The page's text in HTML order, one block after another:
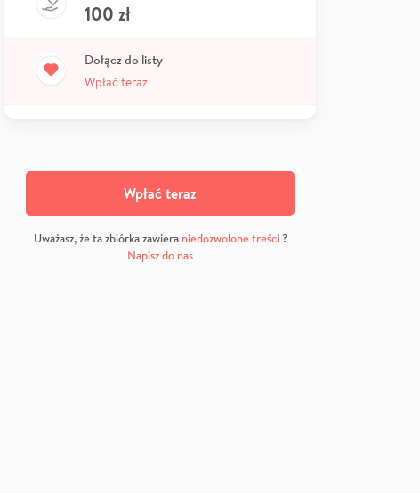
100 zł
Dołącz do listy
Wpłać teraz
Wpłać teraz
Uważasz, że ta zbiórka zawiera niedozwolone treści?
Napisz do nas